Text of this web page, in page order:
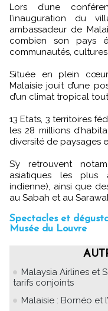
Lors d’une
l’inauguration du
ambassadeur de
combien son pays
communautés,
Située en plein
Malaisie jouit d’une
d’un climat tropical
13 Etats, 3 territoires
les 28 millions
diversité de paysages
S’y retrouvent
asiatiques les plus
indienne), ainsi que
au Sabah et au
Spectacles et
Musée du Louvre
Malaysia Airlines et
tarifs conjoints
Malaisie : Bornéo et